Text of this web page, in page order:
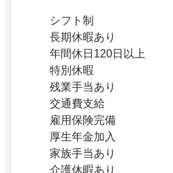
シフト制
長期休暇あり
年間休日120日以上
特別休暇
残業手当あり
交通費支給
雇用保険完備
厚生年金加入
家族手当あり
介護休暇あり